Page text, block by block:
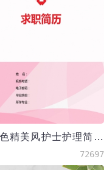
粉红色精美风护士护理简历模板
72697